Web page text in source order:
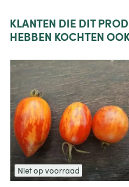
KLANTEN DIE DIT
HEBBEN KOCHTEN
Niet op voorraad